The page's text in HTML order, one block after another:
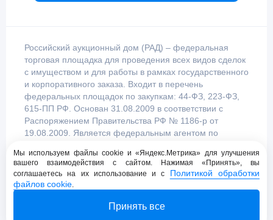
Российский аукционный дом (РАД) – федеральная
торговая площадка для проведения всех видов сделок
с имуществом и для работы в рамках государственного
и корпоративного заказа. Входит в перечень
федеральных площадок по закупкам: 44-ФЗ, 223-ФЗ,
615-ПП РФ. Основан 31.08.2009 в соответствии с
Распоряжением Правительства РФ № 1186-р от
19.08.2009. Является федеральным агентом по
Правительством Российской Федерации.
Политика конфиденциальности
Мы используем файлы cookie и «Яндекс.Метрика» для улучшения
вашего взаимодействия с сайтом. Нажимая «Принять», вы
соглашаетесь на их использование и с Политикой обработки
файлов cookie.
Принять все